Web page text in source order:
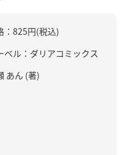
：825円(税込)
ベル：ダリアコミックス
あん (著)